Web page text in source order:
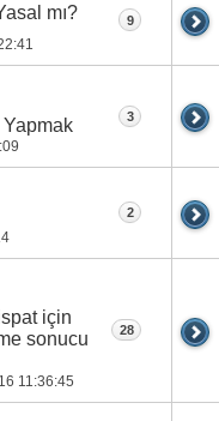
mı? 9
3
2
için
sonucu
11:36:45
28